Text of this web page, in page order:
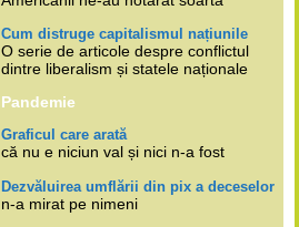
Cum distruge capitalismul națiunile
O serie de articole despre conflictul
dintre liberalism și statele naționale
Pandemie
Graficul care arată
că nu e niciun val și nici n-a fost
Dezvăluirea umflării din pix a deceselor
n-a mirat pe nimeni